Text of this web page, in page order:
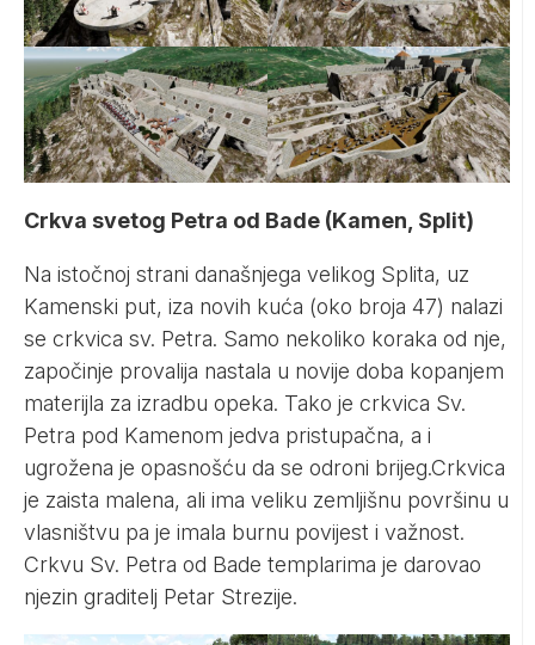
Crkva svetog Petra od Bade (Kamen, Split)
Na istočnoj strani današnjega velikog Splita, uz
Kamenski put, iza novih kuća (oko broja 47) nalazi
se crkvica sv. Petra. Samo nekoliko koraka od nje,
započinje provalija nastala u novije doba kopanjem
materijla za izradbu opeka. Tako je crkvica Sv.
Petra pod Kamenom jedva pristupačna, a i
ugrožena je opasnošću da se odroni brijeg.Crkvica
je zaista malena, ali ima veliku zemljišnu površinu u
vlasništvu pa je imala burnu povijest i važnost.
Crkvu Sv. Petra od Bade templarima je darovao
njezin graditelj Petar Strezije.